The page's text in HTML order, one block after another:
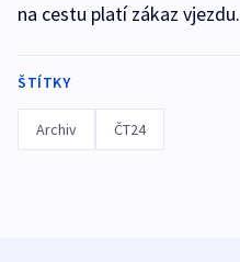
na cestu platí zákaz vjezdu.
ŠTÍTKY
Archiv ČT24